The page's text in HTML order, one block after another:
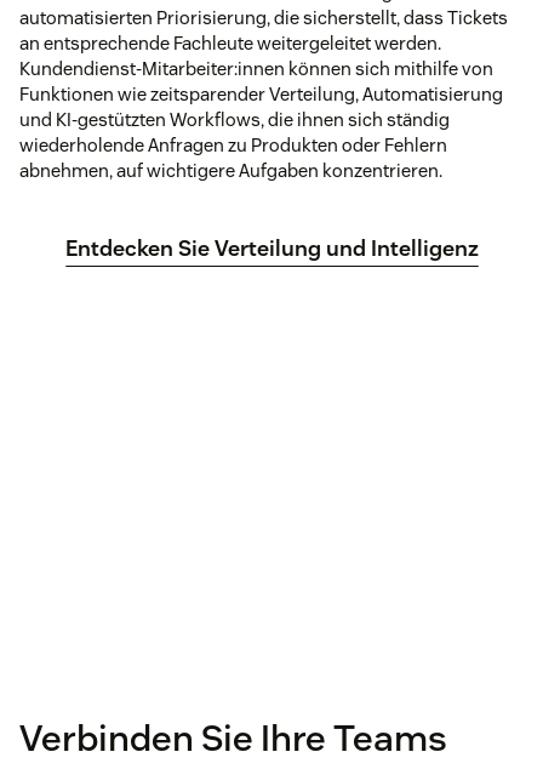
automatisierten Priorisierung, die sicherstellt, dass Tickets
an entsprechende Fachleute weitergeleitet werden.
Kundendienst-Mitarbeiter:innen können sich mithilfe von
Funktionen wie zeitsparender Verteilung, Automatisierung
und KI-gestützten Workflows, die ihnen sich ständig
wiederholende Anfragen zu Produkten oder Fehlern
abnehmen, auf wichtigere Aufgaben konzentrieren.
Entdecken Sie Verteilung und Intelligenz
Verbinden Sie Ihre Teams